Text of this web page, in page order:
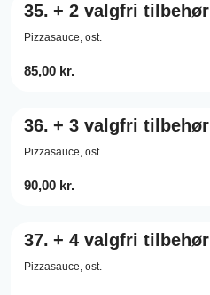
35. + 2 valgfri tilbehør
Pizzasauce, ost.
85,00 kr.
36. + 3 valgfri tilbehør
Pizzasauce, ost.
90,00 kr.
37. + 4 valgfri tilbehør
Pizzasauce, ost.